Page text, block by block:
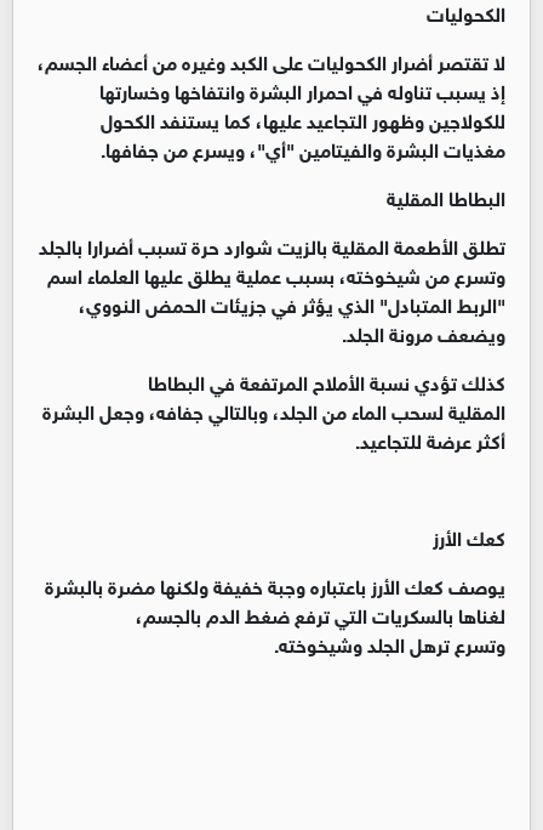
الكحوليات
لا تقتصر أضرار الكحوليات على الكبد وغيره من أعضاء الجسم،
إذ يسبب تناوله في احمرار البشرة وانتفاخها وخسارتها
للكولاجين وظهور التجاعيد عليها، كما يستنفد الكحول
مغذيات البشرة والفيتامين "أي"، ويسرع من جفافها.
البطاطا المقلية
تطلق الأطعمة المقلية بالزيت شوارد حرة تسبب أضرارا بالجلد
وتسرع من شيخوخته، بسبب عملية يطلق عليها العلماء اسم
"الربط المتبادل" الذي يؤثر في جزيئات الحمض النووي،
ويضعف مرونة الجلد.
كذلك تؤدي نسبة الأملاح المرتفعة في البطاطا
المقلية لسحب الماء من الجلد، وبالتالي جفافه، وجعل البشرة
أكثر عرضة للتجاعيد.
كعك الأرز
يوصف كعك الأرز باعتباره وجبة خفيفة ولكنها مضرة بالبشرة
لغناها بالسكريات التي ترفع ضغط الدم بالجسم،
وتسرع ترهل الجلد وشيخوخته.